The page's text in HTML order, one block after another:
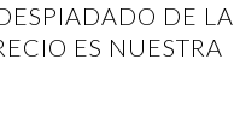
DE LA
ES NUESTRA